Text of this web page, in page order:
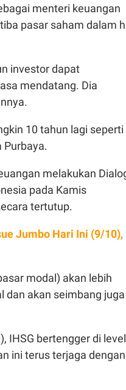
menteri keuangan
pasar saham dalam
investor dapat
mendatang. Dia
10 tahun lagi seperti
Purbaya.
melakukan
pada Kamis
tertutup.
Jumbo Hari Ini (9/10),
modal) akan lebih
dan akan seimbang juga
IHSG bertengger di level
ini terus terjaga dengan